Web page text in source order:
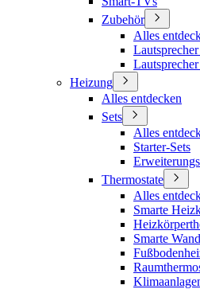
Zubehör
Alles
Heizung
Alles entdecken
Sets
Alles
Starter-Sets
Thermostate
Alles
Smarte
Smarte